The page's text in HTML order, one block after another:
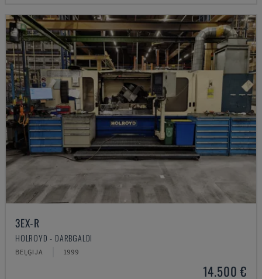
3EX-R
HOLROYD - DARBGALDI
BEĻĢIJA 1999
14.500 €